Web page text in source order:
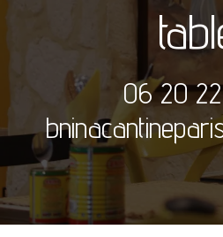
06 20 22